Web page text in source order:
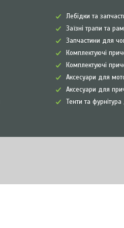
Лебідки та
Заїзні трапи та
Запчастини для
Комплектуючі
Комплектуючі
Аксесуари для
Аксесуари для
Тенти та